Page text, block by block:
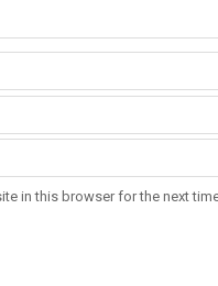
in this browser for the next